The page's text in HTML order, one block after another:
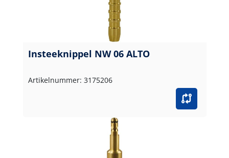
Insteeknippel NW 06 ALTO
Artikelnummer: 3175206